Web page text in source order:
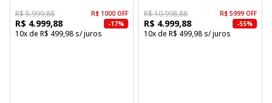
R$ 5.999,88 R$ 1000 OFF
R$ 4.999,88 -17%
10x de R$ 499,98 s/ juros
R$ 10.998,88 R$ 5999 OFF
R$ 4.999,88 -55%
10x de R$ 499,98 s/ juros